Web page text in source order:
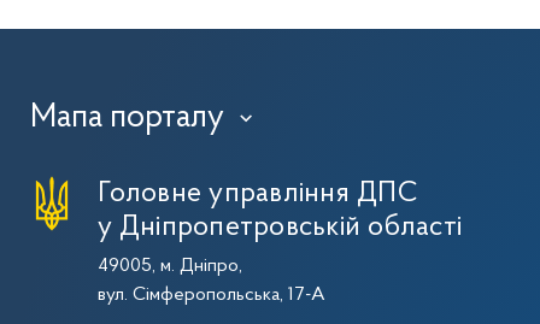
Мапа порталу ›
Головне управління ДПС
у Дніпропетровській області
49005, м. Дніпро,
вул. Сімферопольська, 17-А